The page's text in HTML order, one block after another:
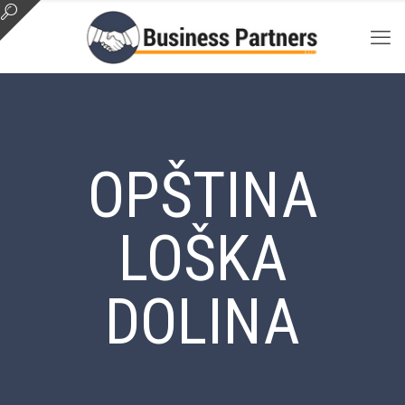
OPŠTINA
LOŠKA
DOLINA